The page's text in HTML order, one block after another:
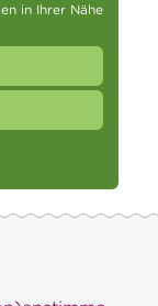
in Ihrer Nähe